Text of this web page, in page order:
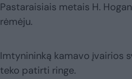
Pastaraisiais metais H.
rėmėju.
Imtynininką kamavo įvairios
teko patirti ringe.